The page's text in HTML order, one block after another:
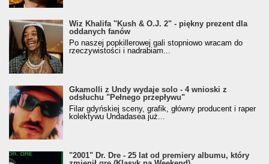
Wiz Khalifa "Kush & O.J. 2" - piękny prezent dla
oddanych fanów
Po naszej popkillerowej gali stopniowo wracam do
rzeczywistości i nadrabiam...
Gkamolli z Undy wydaje solo - 4 wnioski z
odsłuchu "Pełnego przepływu"
Filar gdyńskiej sceny, grafik, główny producent i raper
kolektywu Undadasea już...
"2001" Dr. Dre - 25 lat od premiery albumu, który